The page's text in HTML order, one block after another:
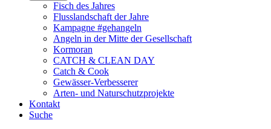
Fisch des Jahres
Flusslandschaft der Jahre
Kampagne #gehangeln
Angeln in der Mitte der Gesellschaft
Kormoran
CATCH & CLEAN DAY
Catch & Cook
Gewässer-Verbesserer
Arten- und Naturschutzprojekte
Kontakt
Suche